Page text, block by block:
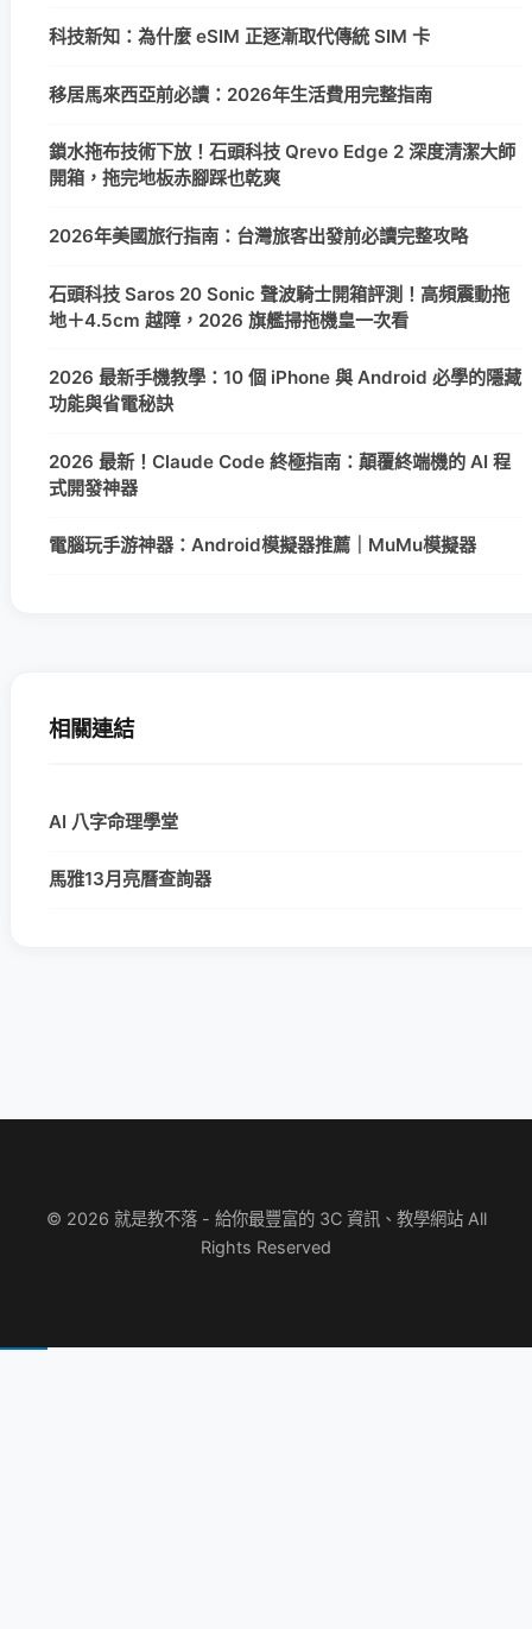
科技新知：為什麼 eSIM 正逐漸取代傳統 SIM 卡
移居馬來西亞前必讀：2026年生活費用完整指南
鎖水拖布技術下放！石頭科技 Qrevo Edge 2 深度清潔大師
開箱，拖完地板赤腳踩也乾爽
2026年美國旅行指南：台灣旅客出發前必讀完整攻略
石頭科技 Saros 20 Sonic 聲波騎士開箱評測！高頻震動拖
地＋4.5cm 越障，2026 旗艦掃拖機皇一次看
2026 最新手機教學：10 個 iPhone 與 Android 必學的隱藏
功能與省電秘訣
2026 最新！Claude Code 終極指南：顛覆終端機的 AI 程
式開發神器
電腦玩手游神器：Android模擬器推薦｜MuMu模擬器
相關連結
AI 八字命理學堂
馬雅13月亮曆查詢器
© 2026 就是教不落 - 給你最豐富的 3C 資訊、教學網站 All
Rights Reserved